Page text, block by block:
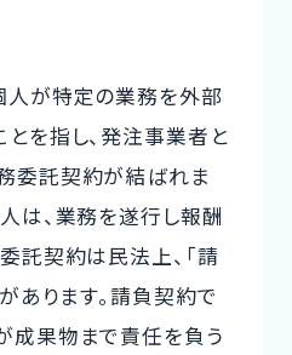
人が特定の業務を外部
を指し、発注事業者と
委託契約が結ばれま
は、業務を遂行し報酬
託契約は民法上、「請
あります。請負契約で
成果物まで責任を負う